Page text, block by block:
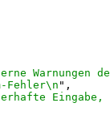
Warnungen
Fehler\n",